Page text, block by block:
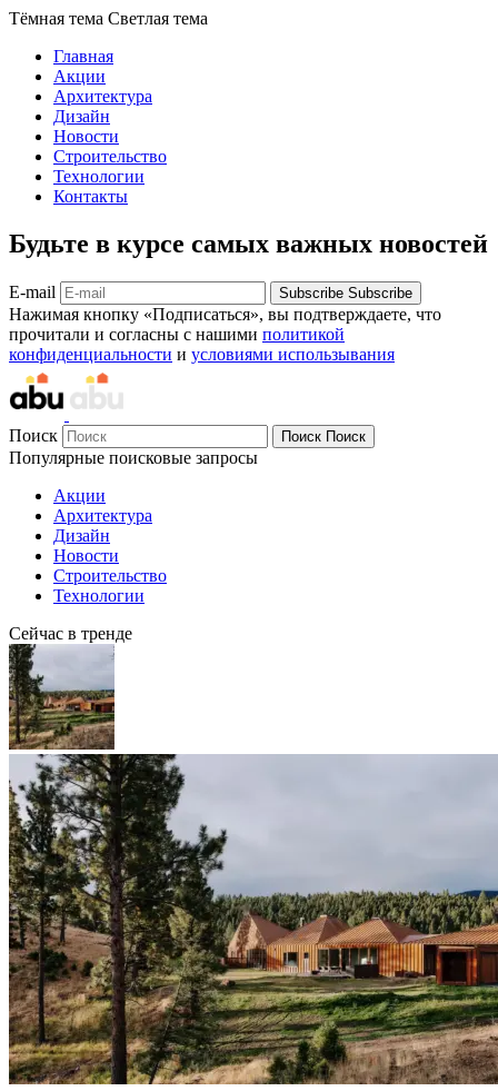
Тёмная тема Светлая тема
Главная
Акции
Архитектура
Дизайн
Новости
Строительство
Технологии
Контакты
Будьте в курсе самых важных новостей
E-mail Subscribe Subscribe
Нажимая кнопку «Подписаться», вы подтверждаете, что
прочитали и согласны с нашими политикой
конфиденциальности и условиями использывания
Поиск Поиск Поиск
Популярные поисковые запросы
Акции
Архитектура
Дизайн
Новости
Строительство
Технологии
Сейчас в тренде